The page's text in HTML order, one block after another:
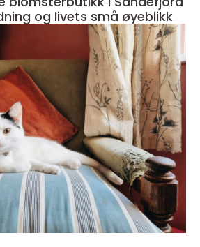
og livets små øyeblikk